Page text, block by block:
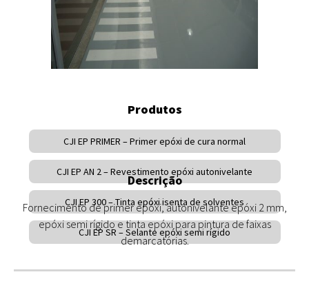
Produtos
CJI EP PRIMER – Primer epóxi de cura normal
CJI EP AN 2 – Revestimento epóxi autonivelante
CJI EP 300 – Tinta epóxi isenta de solventes
CJI EP SR – Selante epóxi semi rígido
Descrição
Fornecimento de primer epóxi, autonivelante epóxi 2 mm,
epóxi semi rígido e tinta epóxi para pintura de faixas
demarcatórias.